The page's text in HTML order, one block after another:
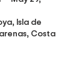
Isla de
Costa